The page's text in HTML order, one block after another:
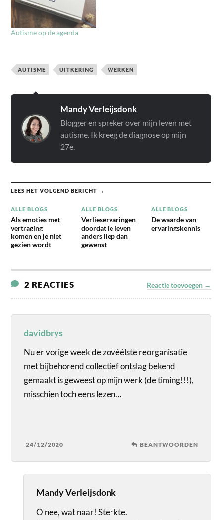
‘arbeidsgehandicapt’ en
werk is meestal niet hun
belangrijkste bron van
inkomsten. Dit blijkt uit
Autisme op de agenda
AUTISME UITKERING WERKEN
Mandy Verleijsdonk
Blogger en spreker over mijn leven met
autisme. Ik kreeg de diagnose op mijn
27e.
LEES HET VOLGEND BERICHT →
ALLE BLOGS
Als emoties met
vertraging
komen en je niet
gezien wordt
ALLE BLOGS
Verlieservaringen
doordat je leven
anders liep dan
gewenst
ALLE BLOGS
De waarde van
ervaringskennis
2 REACTIES Reactie toevoegen →
davidbrys
Nu er vorige week de zovéélste reorganisatie
met bijbehorend collectief ontslag bekend
gemaakt is geweest op mijn werk (de timing!!!),
misschien toch eens lezen…
24/12/2020 BEANTWOORDEN
Mandy Verleijsdonk
O nee, wat naar! Sterkte.